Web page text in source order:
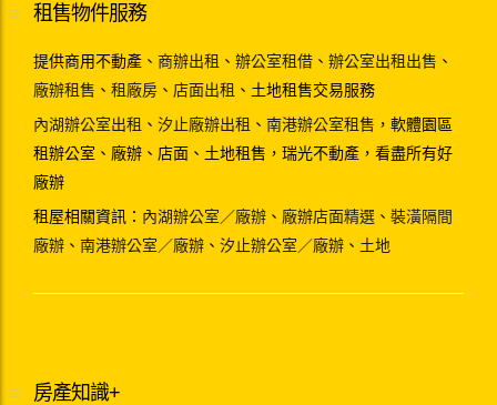
租售物件服務
提供商用不動產、 商辦出租 、 辦公室租借 、 辦公室出租出售 、
廠辦租售 、 租廠房 、 店面出租 、土地租售交易服務
內湖辦公室出租 、 汐止廠辦出租 、 南港辦公室租售 ，軟體園區
租辦公室、廠辦、店面、土地租售，瑞光不動產，看盡所有好
廠辦
租屋相關資訊： 內湖辦公室／廠辦 、 廠辦店面精選 、 裝潢隔間
廠辦 、 南港辦公室／廠辦 、 汐止辦公室／廠辦 、 土地
房產知識+